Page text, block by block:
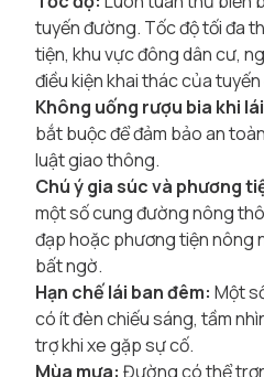
tuyến đường. Tốc độ tối đa
tiện, khu vực đông dân cư,
điều kiện khai thác của
Không uống rượu bia khi
bắt buộc để đảm bảo an
luật giao thông.
Chú ý gia súc và phương
một số cung đường nông
đạp hoặc phương tiện nông
bất ngờ.
Hạn chế lái ban đêm: Một
có ít đèn chiếu sáng, tầm
trợ khi xe gặp sự cố.
Mùa mưa: Đường có thể